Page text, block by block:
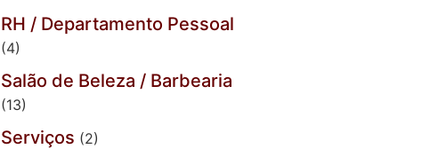
RH / Departamento Pessoal
(4)
Salão de Beleza / Barbearia
(13)
Serviços (2)